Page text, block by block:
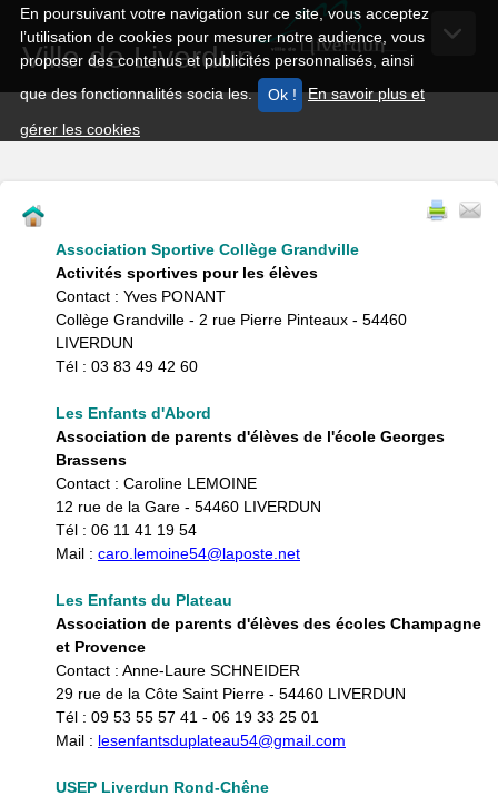
En poursuivant votre navigation sur ce site, vous acceptez
l’utilisation de cookies pour mesurer notre audience, vous
proposer des contenus et publicités personnalisés, ainsi
que des fonctionnalités socia les.
En savoir plus et
gérer les cookies
Ville de Liverdun
Association Sportive Collège Grandville
Activités sportives pour les élèves
Contact : Yves PONANT
Collège Grandville - 2 rue Pierre Pinteaux - 54460
LIVERDUN
Tél : 03 83 49 42 60
Les Enfants d'Abord
Association de parents d'élèves de l'école Georges
Brassens
Contact : Caroline LEMOINE
12 rue de la Gare - 54460 LIVERDUN​
Tél : 06 11 41 19 54
Mail : caro.lemoine54@laposte.net
Les Enfants du Plateau
Association de parents d'élèves des écoles Champagne
et Provence
Contact : Anne-Laure SCHNEIDER
29 rue de la Côte Saint Pierre - 54460 LIVERDUN​
Tél : 09 53 55 57 41 - 06 19 33 25 01
Mail : lesenfantsduplateau54@gmail.com
USEP Liverdun Rond-Chêne